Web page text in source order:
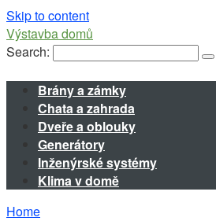
Skip to content
Výstavba domů
Search:
Brány a zámky
Chata a zahrada
Dveře a oblouky
Generátory
Inženýrské systémy
Klima v domě
Home